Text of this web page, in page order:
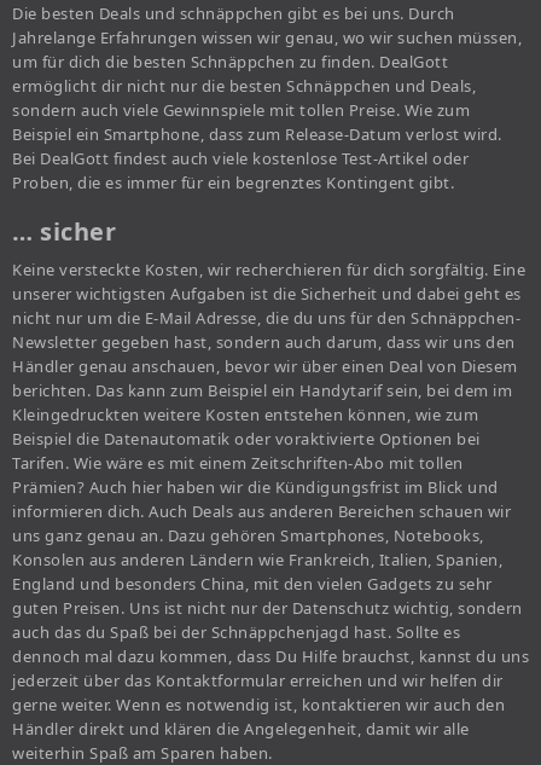
Die besten Deals und schnäppchen gibt es bei uns. Durch
Jahrelange Erfahrungen wissen wir genau, wo wir suchen müssen,
um für dich die besten Schnäppchen zu finden. DealGott
ermöglicht dir nicht nur die besten Schnäppchen und Deals,
sondern auch viele Gewinnspiele mit tollen Preise. Wie zum
Beispiel ein Smartphone, dass zum Release-Datum verlost wird.
Bei DealGott findest auch viele kostenlose Test-Artikel oder
Proben, die es immer für ein begrenztes Kontingent gibt.
… sicher
Keine versteckte Kosten, wir recherchieren für dich sorgfältig. Eine
unserer wichtigsten Aufgaben ist die Sicherheit und dabei geht es
nicht nur um die E-Mail Adresse, die du uns für den Schnäppchen-
Newsletter gegeben hast, sondern auch darum, dass wir uns den
Händler genau anschauen, bevor wir über einen Deal von Diesem
berichten. Das kann zum Beispiel ein Handytarif sein, bei dem im
Kleingedruckten weitere Kosten entstehen können, wie zum
Beispiel die Datenautomatik oder voraktivierte Optionen bei
Tarifen. Wie wäre es mit einem Zeitschriften-Abo mit tollen
Prämien? Auch hier haben wir die Kündigungsfrist im Blick und
informieren dich. Auch Deals aus anderen Bereichen schauen wir
uns ganz genau an. Dazu gehören Smartphones, Notebooks,
Konsolen aus anderen Ländern wie Frankreich, Italien, Spanien,
England und besonders China, mit den vielen Gadgets zu sehr
guten Preisen. Uns ist nicht nur der Datenschutz wichtig, sondern
auch das du Spaß bei der Schnäppchenjagd hast. Sollte es
dennoch mal dazu kommen, dass Du Hilfe brauchst, kannst du uns
jederzeit über das Kontaktformular erreichen und wir helfen dir
gerne weiter. Wenn es notwendig ist, kontaktieren wir auch den
Händler direkt und klären die Angelegenheit, damit wir alle
weiterhin Spaß am Sparen haben.